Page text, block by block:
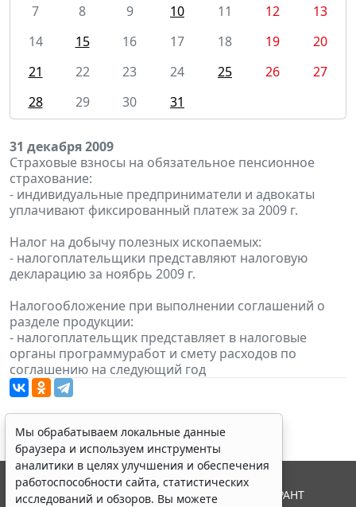
7
8 9 10 11 12
13
14
15 16 17 18 19
20
21
22 23 24 25 26
27
28
29 30 31
31 декабря 2009
Страховые взносы на обязательное пенсионное
страхование:
- индивидуальные предприниматели и адвокаты
уплачивают фиксированный платеж за 2009 г.
Налог на добычу полезных ископаемых:
- налогоплательщики представляют налоговую
декларацию за ноябрь 2009 г.
Налогообложение при выполнении соглашений о
разделе продукции:
- налогоплательщик представляет в налоговые
органы программуработ и смету расходов по
соглашению на следующий год
Мы обрабатываем локальные данные
браузера и используем инструменты
аналитики в целях улучшения и обеспечения
работоспособности сайта, статистических
исследований и обзоров. Вы можете
© ООО "НПП "ГАРАНТ-СЕРВИС", 2026. Система ГАРАНТ